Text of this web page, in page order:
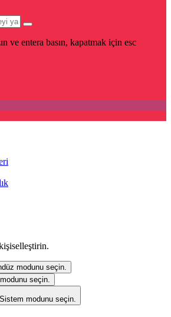
ve entera basın, kapatmak için esc
modunu seçin.
seçin.
Sistem modunu seçin.